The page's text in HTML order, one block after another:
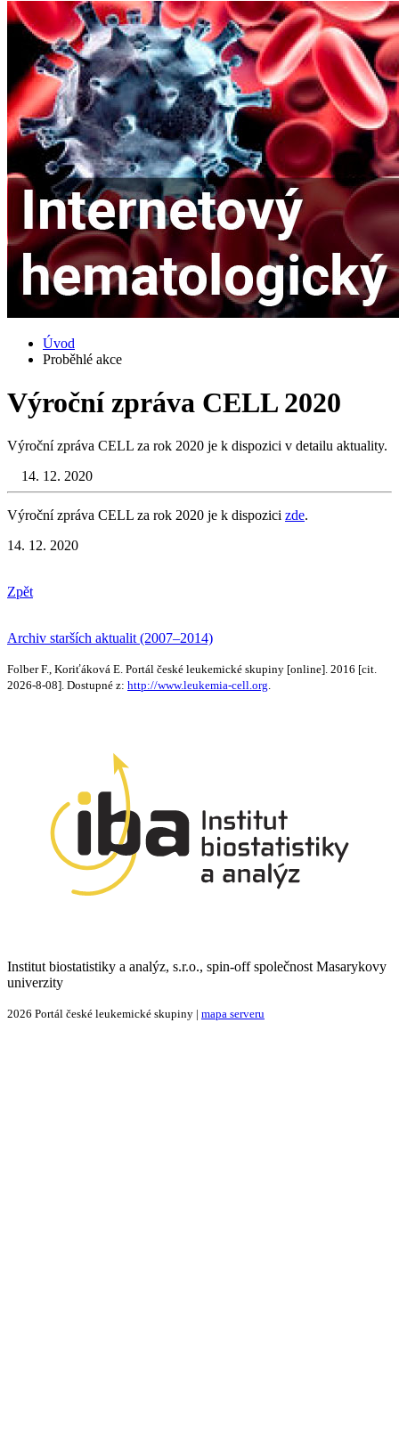
Úvod
Proběhlé akce
Výroční zpráva CELL 2020
Výroční zpráva CELL za rok 2020 je k dispozici v detailu aktuality.
14. 12. 2020
Výroční zpráva CELL za rok 2020 je k dispozici zde.
14. 12. 2020
Zpět
Archiv starších aktualit (2007–2014)
Folber F., Koriťáková E. Portál české leukemické skupiny [online]. 2016 [cit.
2026-8-08]. Dostupné z: http://www.leukemia-cell.org.
Institut biostatistiky a analýz, s.r.o., spin-off společnost Masarykovy
univerzity
2026 Portál české leukemické skupiny | mapa serveru